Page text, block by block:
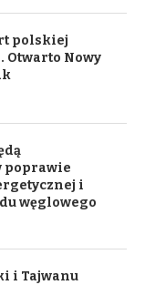
polskiej
Otwarto Nowy
poprawie
i
węglowego
i Tajwanu